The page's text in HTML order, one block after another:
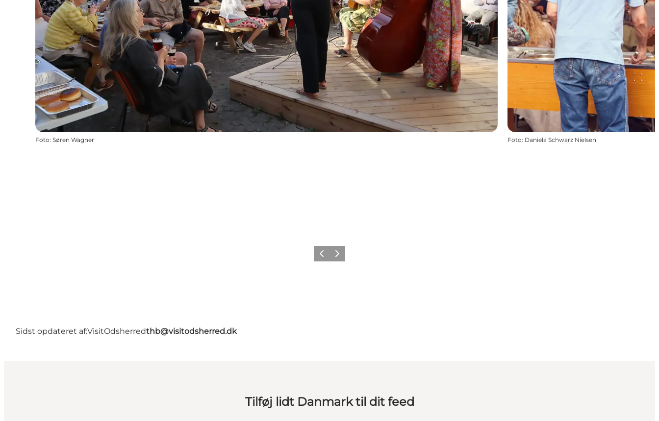
Foto: Søren Wagner Foto: Daniela Schwarz Nielsen
ForrigeNæste
Sidst opdateret af:VisitOdsherredthb@visitodsherred.dk
Tilføj lidt Danmark til dit feed